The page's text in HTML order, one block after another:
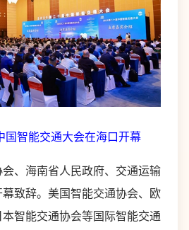
智能交通大会在海口开幕
海南省人民政府、交通运输
致辞。美国智能交通协会、欧
智能交通协会等国际智能交通